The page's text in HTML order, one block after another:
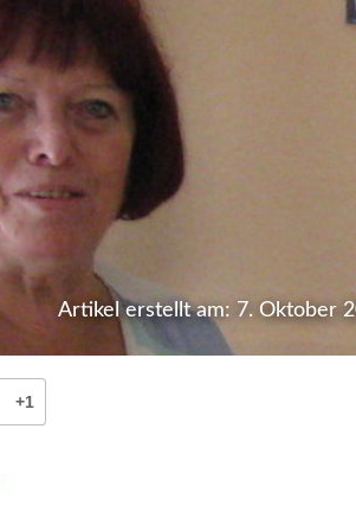
Artikel erstellt am: 7. Oktober
+1